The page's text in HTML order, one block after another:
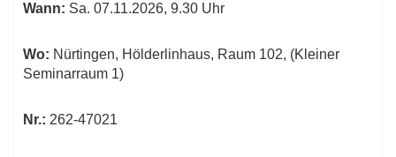
Wann: Sa. 07.11.2026, 9.30 Uhr
Wo: Nürtingen, Hölderlinhaus, Raum 102, (Kleiner
Seminarraum 1)
Nr.: 262-47021